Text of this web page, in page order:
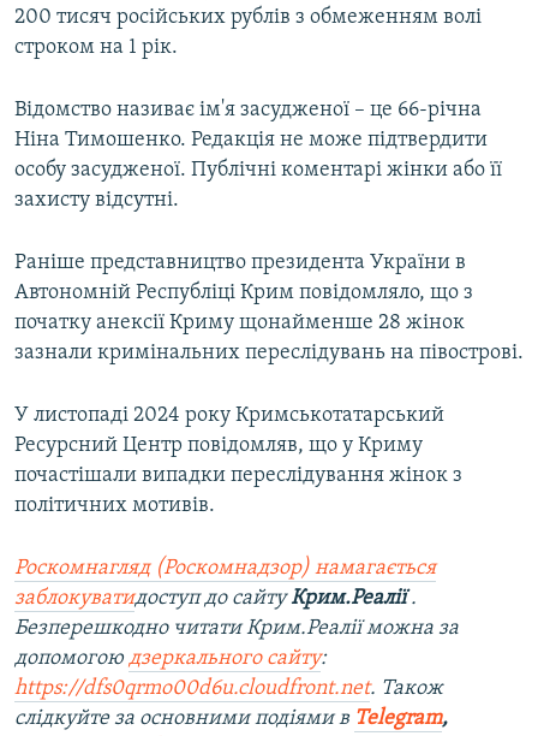
200 тисяч російських рублів з обмеженням волі
строком на 1 рік.
Відомство називає ім'я засудженої – це 66-річна
Ніна Тимошенко. Редакція не може підтвердити
особу засудженої. Публічні коментарі жінки або її
захисту відсутні.
Раніше представництво президента України в
Автономній Республіці Крим повідомляло, що з
початку анексії Криму щонайменше 28 жінок
зазнали кримінальних переслідувань на півострові.
У листопаді 2024 року Кримськотатарський
Ресурсний Центр повідомляв, що у Криму
почастішали випадки переслідування жінок з
політичних мотивів.
Роскомнагляд (Роскомнадзор) намагається
заблокуватидоступ до сайтуКрим.Реалії.
Безперешкодно читати Крим.Реалії можна за
допомогою дзеркального сайту:
https://dfs0qrmo00d6u.cloudfront.net. Також
слідкуйте за основними подіями в Telegram,